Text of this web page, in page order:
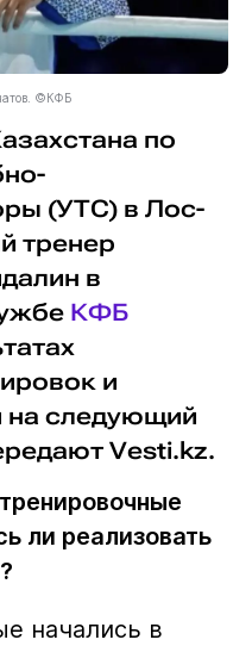
©КФБ
по
(УТС) в Лос-
тренер
в
КФБ
и
на следующий
Vesti.kz.
ли реализовать
начались в